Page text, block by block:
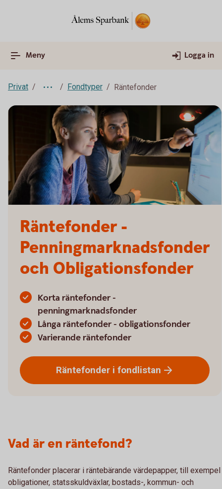
Meny Logga in
Privat Fondtyper Räntefonder
Räntefonder -
Penningmarknadsfonder
och Obligationsfonder
Korta räntefonder -
penningmarknadsfonder
Långa räntefonder - obligationsfonder
Varierande räntefonder
Räntefonder i fondlistan
Vad är en räntefond?
Räntefonder placerar i räntebärande värdepapper, till exempel
obligationer, statsskuldväxlar, bostads-, kommun- och